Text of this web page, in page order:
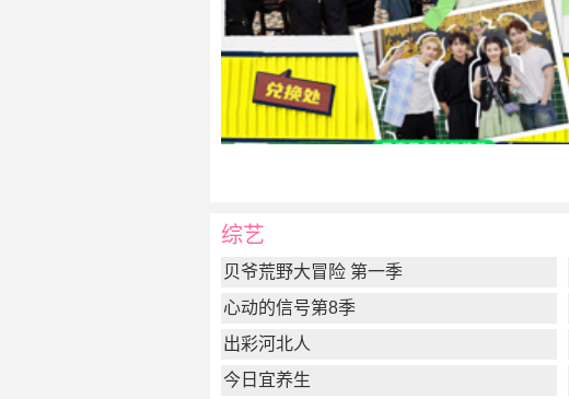
综艺
贝爷荒野大冒险 第一季
心动的信号第8季
出彩河北人
今日宜养生